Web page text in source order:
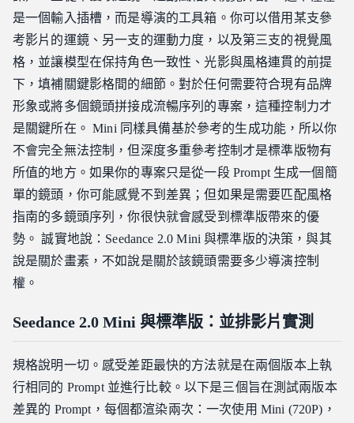
是一個輸入插槽，而是導演的工具箱。你可以借用某支參
考影片的運鏡、另一支的運動力度，以及第三支的視覺風
格，並讓模型在保持角色一致性、光影與風格連貫的前提
下，填補關鍵影格間的細節。對於任何需要符合現有品牌
形象或將多個鏡頭拼接成流暢序列的專案，這種控制力才
是關鍵所在。 Mini 同樣具備基於參考的生成功能，所以你
不會完全無法控制，但深度多重參考控制才是標準版物有
所值的地方。如果你的專案只是從一段 Prompt 生成一個簡
單的鏡頭，你可能感覺不到差異；但如果是需要匹配風格
指南的多鏡頭序列，你很快就會感受到標準版帶來的優
勢。 誠實地說：Seedance 2.0 Mini 與標準版的決策，與其
說是關於畫素，不如說是關於該鏡頭需要多少導演控制
權。
Seedance 2.0 Mini 與標準版：並排影片實測
規格說明一切。感受差距最快的方法就是在兩個版本上執
行相同的 Prompt 並進行比較。以下是三個旨在測試兩版本
差異的 Prompt，每個都渲染兩次：一次使用 Mini (720P)，